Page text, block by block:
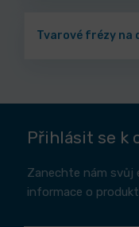
Tvarové frézy na
Přihlásit se k
Zanechte nám svůj
informace o